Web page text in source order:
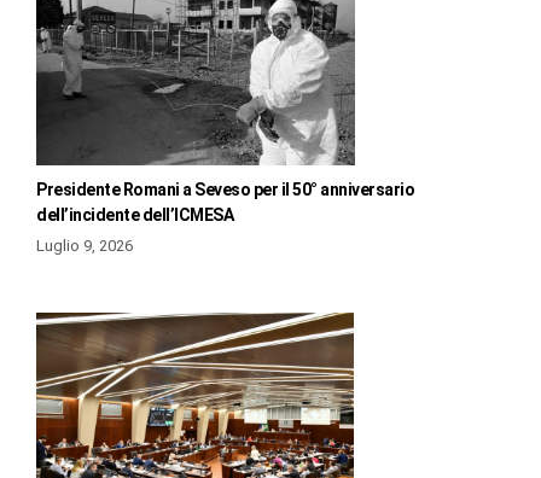
Presidente Romani a Seveso per il 50° anniversario
dell’incidente dell’ICMESA
Luglio 9, 2026